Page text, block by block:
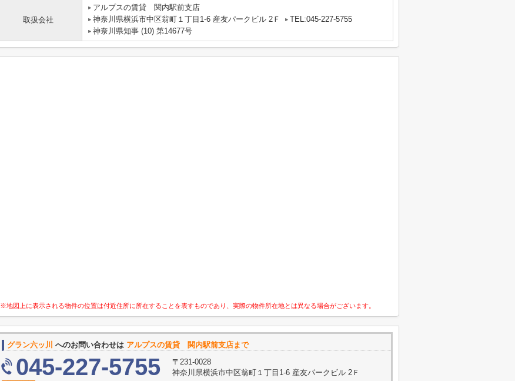
取扱会社
アルプスの賃貸 関内駅前支店
神奈川県横浜市中区翁町１丁目1-6 産友パークビル 2Ｆ
TEL:045-227-5755
神奈川県知事 (10) 第14677号
※地図上に表示される物件の位置は付近住所に所在することを表すものであり、実際の物件所在地とは異なる場合がございます。
グラン六ッ川 へのお問い合わせは アルプスの賃貸 関内駅前支店まで
045-227-5755
〒231-0028
神奈川県横浜市中区翁町１丁目1-6 産友パークビル 2Ｆ